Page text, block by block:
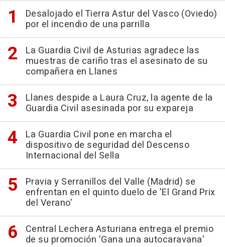
Desalojado el Tierra Astur del Vasco (Oviedo)
por el incendio de una parrilla
La Guardia Civil de Asturias agradece las
muestras de cariño tras el asesinato de su
compañera en Llanes
Llanes despide a Laura Cruz, la agente de la
Guardia Civil asesinada por su expareja
La Guardia Civil pone en marcha el
dispositivo de seguridad del Descenso
Internacional del Sella
Pravia y Serranillos del Valle (Madrid) se
enfrentan en el quinto duelo de 'El Grand Prix
del Verano'
Central Lechera Asturiana entrega el premio
de su promoción 'Gana una autocaravana'